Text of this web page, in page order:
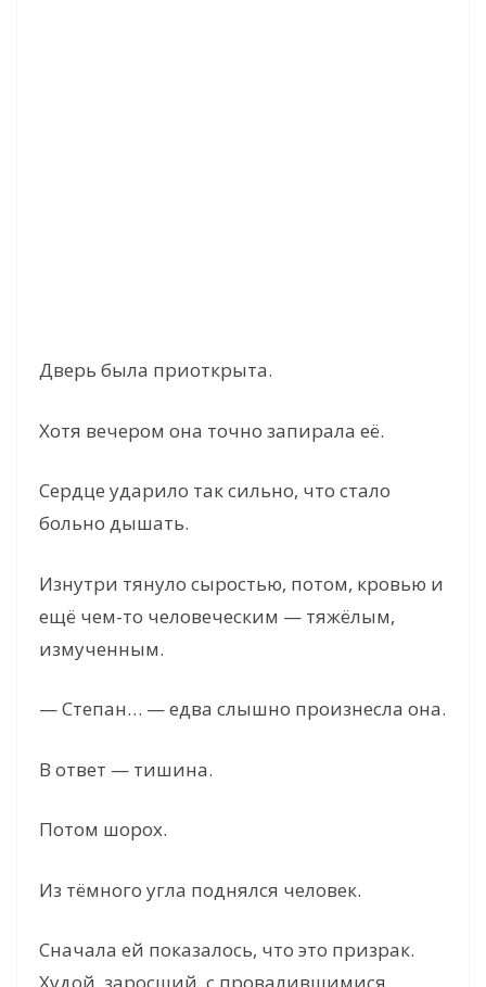
Дверь была приоткрыта.
Хотя вечером она точно запирала её.
Сердце ударило так сильно, что стало
больно дышать.
Изнутри тянуло сыростью, потом, кровью и
ещё чем-то человеческим — тяжёлым,
измученным.
— Степан… — едва слышно произнесла она.
В ответ — тишина.
Потом шорох.
Из тёмного угла поднялся человек.
Сначала ей показалось, что это призрак.